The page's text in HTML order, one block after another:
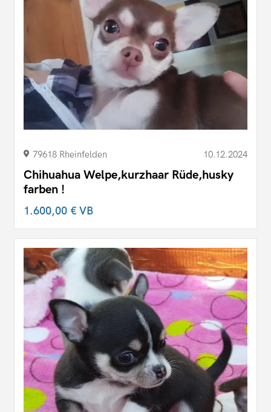
79618 Rheinfelden 10.12.2024
Chihuahua Welpe,kurzhaar Rüde,husky
farben !
1.600,00 €VB